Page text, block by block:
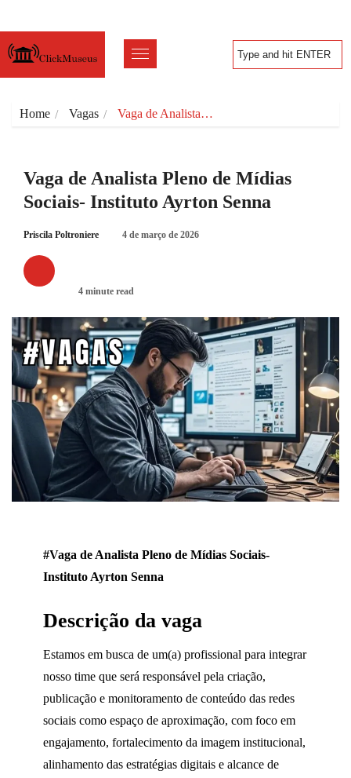
Home Vagas Vaga de Analista…
Vaga de Analista Pleno de Mídias
Sociais- Instituto Ayrton Senna
Priscila Poltroniere 4 de março de 2026
4 minute read
#Vaga de Analista Pleno de Mídias Sociais-
Instituto Ayrton Senna
Descrição da vaga
Estamos em busca de um(a) profissional para integrar
nosso time que será responsável pela criação,
publicação e monitoramento de conteúdo das redes
sociais como espaço de aproximação, com foco em
engajamento, fortalecimento da imagem institucional,
alinhamento das estratégias digitais e alcance de